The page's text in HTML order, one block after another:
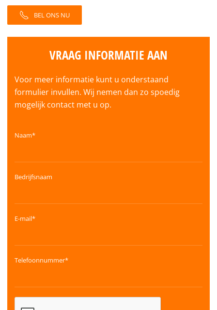
BEL ONS NU
VRAAG INFORMATIE AAN
Voor meer informatie kunt u onderstaand
formulier invullen. Wij nemen dan zo spoedig
mogelijk contact met u op.
Naam*
Bedrijfsnaam
E-mail*
Telefoonnummer*